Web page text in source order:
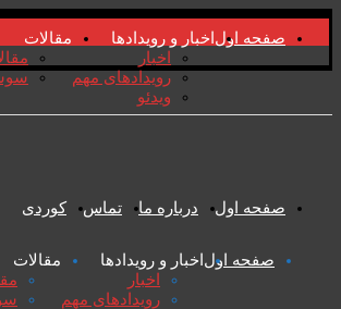
صفحە اول اخبار و رویدادها
اخبار
رویدادهای مهم
ویدئو
مقالات
صفحە اول دربارە ما تماس کوردی
صفحە اول اخبار و رویدادها
اخبار
رویدادهای مهم
مقالات